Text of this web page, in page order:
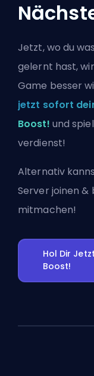
Jetzt, wo du
gelernt hast,
Game besser
jetzt sofort
Boost! und
verdienst!
Alternativ
Server joinen &
mitmachen!
Hol Dir
Boost!